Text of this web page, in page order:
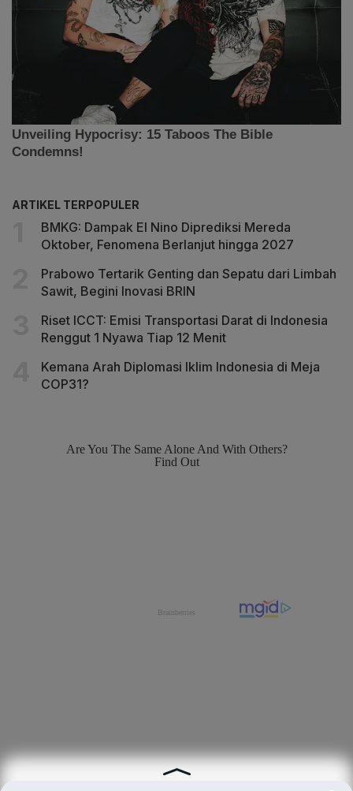
ARTIKEL TERPOPULER
BMKG: Dampak El Nino Diprediksi Mereda
Oktober, Fenomena Berlanjut hingga 2027
Prabowo Tertarik Genting dan Sepatu dari Limbah
Sawit, Begini Inovasi BRIN
Riset ICCT: Emisi Transportasi Darat di Indonesia
Renggut 1 Nyawa Tiap 12 Menit
Kemana Arah Diplomasi Iklim Indonesia di Meja
COP31?